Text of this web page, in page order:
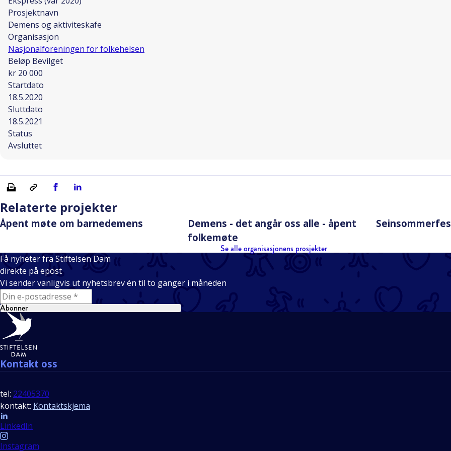
Prosjektnavn
Demens og aktiviteskafe
Organisasjon
Nasjonalforeningen for folkehelsen
Beløp Bevilget
kr 20 000
Startdato
18.5.2020
Sluttdato
18.5.2021
Status
Avsluttet
Skriv ut Kopiera länkDel på Facebook
Del på Linkedin
Relaterte projekter
Åpent møte om barnedemens
Demens - det angår oss alle - åpent
folkemøte
Se alle organisasjonens prosjekter
Få nyheter fra Stiftelsen Dam
direkte på epost
Vi sender vanligvis ut nyhetsbrev én til to ganger i måneden
E-mail
Abonner
Bunntekst
Kontakt oss
tel: 22405370
kontakt: Kontaktskjema
Follow us
LinkedIn
Instagram